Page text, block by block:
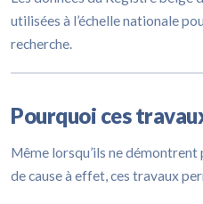
utilisées à l’échelle nationale
recherche.
Pourquoi ces
Même lorsqu’ils ne
de cause à effet, ces travaux